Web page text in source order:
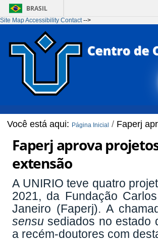
BRASIL
Ir para o conteúdo
Site MapAccessibility Contact-->
Você está aqui: Página Inicial / Faperj
Faperj aprova
extensão
A UNIRIO teve quatro
2021, da Fundação
Janeiro (Faperj). A
sensu sediados no estado
a recém-doutores com